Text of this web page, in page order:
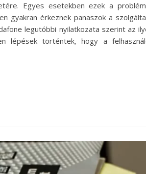
Egyes esetekben ezek a
gyakran érkeznek panaszok a
legutóbbi nyilatkozata szerint az
lépések történtek, hogy a